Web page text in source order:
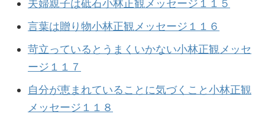
夫婦親子は砥石小林正観メッセージ１１５
言葉は贈り物小林正観メッセージ１１６
苛立っているとうまくいかない小林正観メッセ
ージ１１７
自分が恵まれていることに気づくこと小林正観
メッセージ１１８